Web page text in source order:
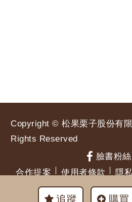
追蹤 購買
Copyright © 松果栗子股份有
Rights Reserved
臉書粉絲
合作提案
使用者條款 隱